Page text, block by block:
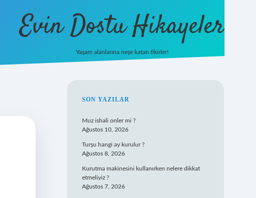
Evin Dostu Hikayeler
Yaşam alanlarına neşe katan fikirler!
SIDEBAR
SON YAZILAR
Muz ishali onler mi ?
Ağustos 10, 2026
Turşu hangi ay kurulur ?
Ağustos 8, 2026
Kurutma makinesini kullanırken nelere dikkat
etmeliyiz ?
Ağustos 7, 2026